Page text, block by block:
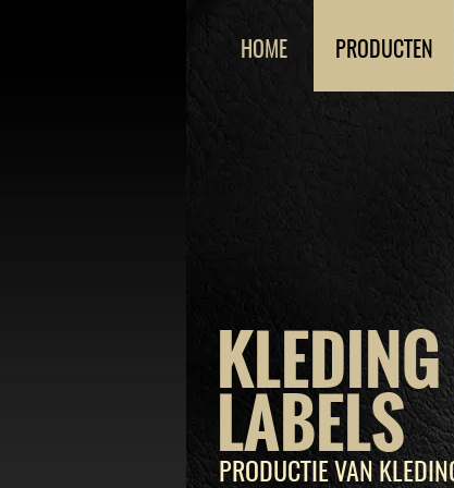
KLEDING
LABELS
PRODUCTIE VAN
HOME PRODUCTEN